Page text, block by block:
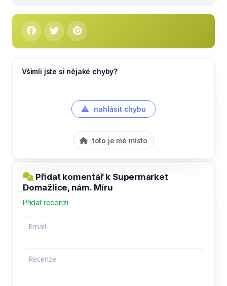
Všimli jste si nějaké chyby?
nahlásit chybu
toto je mé místo
Přidat komentář k Supermarket
Domažlice, nám. Míru
Přidat recenzi